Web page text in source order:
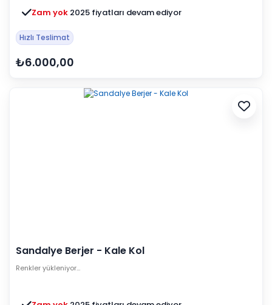
Zam yok 2025 fiyatları devam ediyor
Hızlı Teslimat
₺6.000,00
Sandalye Berjer - Kale Kol
Renkler yükleniyor…